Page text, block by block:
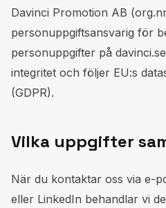
Davinci Promotion AB
personuppgiftsansvarig för
personuppgifter på
integritet och följer EU:s
(GDPR).
Vilka uppgifter
När du kontaktar oss via e-
eller LinkedIn behandlar vi